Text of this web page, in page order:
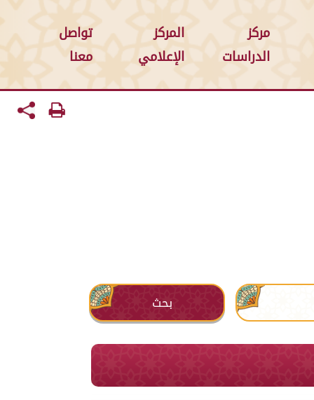
مركز
الدراسات
المركز
الإعلامي
تواصل
معنا
بحث